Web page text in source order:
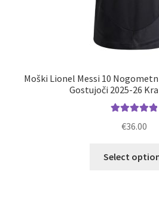
Moški Lionel Messi 10
Gostujoči 2025-26
€36.00
Select